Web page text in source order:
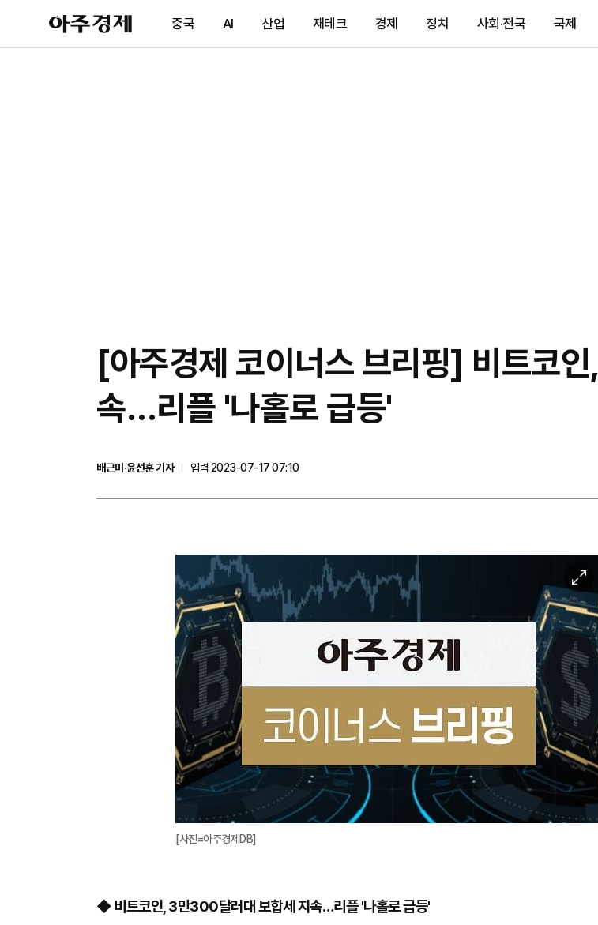
아
주
제
중국 AI 산업 재테크 경제 정치 사회·전국 국제
[아주경제 코이너스 브리핑] 비트코
속…리플 '나홀로 급등'
배근미·윤선훈 기자
입력 2023-07-17 07:10
미
지
확
대
[사진=아주경제DB]
◆ 비트코인, 3만300달러대 보합세 지속…리플 '나홀로 급등'